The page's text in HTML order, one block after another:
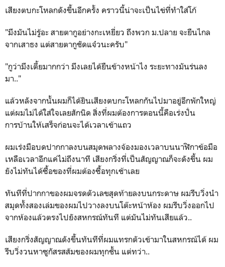
เสียงตบกะโหลกดังขึ้นอีกครั้ง คราวนี้น่าจะเป็นไข่ที่ทำใส่โก้
"มึงมันไม่รู้อะ สายตากูอย่างกะเหยี่ยว ถึงพวก ม.ปลาย จะยืนไกล
จากเสาธง แต่สายตากูชัดแจ๋วนะครับ"
"กูว่ามึงเตี้ยมากกว่า มึงเลยได้ยืนข้างหน้าไง ระยะทางมันร่นลง
มา.."
แล้วหลังจากนั้นผมก็ได้ยินเสียงตบกะโหลกกันไปมาอยู่อีกพักใหญ่
แต่ผมไม่ได้ใส่ใจเลยสักนิด สิ่งที่ผมต้องการตอนนี้คือเร่งปั่น
การบ้านให้เสร็จก่อนจะได้เวลาเข้าแถว
ผมเร่งมือบดปากกาลงบนสมุดพลางจ้องมองเวลาบนนาฬิกาข้อมือ
เหลือเวลาอีกแค่ไม่ถึงนาที เสียงกริ่งที่เป็นสัญญาณก็จะดังขึ้น ผม
ยังไม่ทันได้ซื้อของที่ผมต้องซื้อทุกเช้าเลย
ทันทีที่ปากกาของผมจรดตัวเลขสุดท้ายลงบนกระดาษ ผมรีบวิ่งนำ
สมุดทั้งสองเล่มของผมไปวางลงบนโต๊ะหน้าห้อง ผมรีบวิ่งออกไป
จากห้องแล้วตรงไปยังสหกรณ์ทันที แต่มันไม่ทันเสียแล้ว..
เสียงกริ่งสัญญาณดังขึ้นทันทีที่ผมแทรกตัวเข้ามาในสหกรณ์ได้ ผม
รีบวิ่งวนหาซูกัสรสส้มของผมทุกชั้น แต่ทว่า..